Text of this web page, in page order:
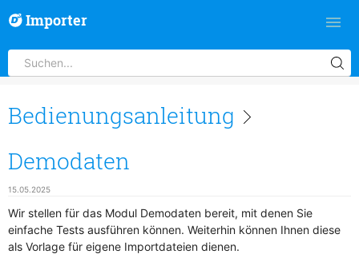
Importer
Bedienungsanleitung
Demodaten
15.05.2025
Wir stellen für das Modul Demodaten bereit, mit denen Sie
einfache Tests ausführen können. Weiterhin können Ihnen diese
als Vorlage für eigene Importdateien dienen.